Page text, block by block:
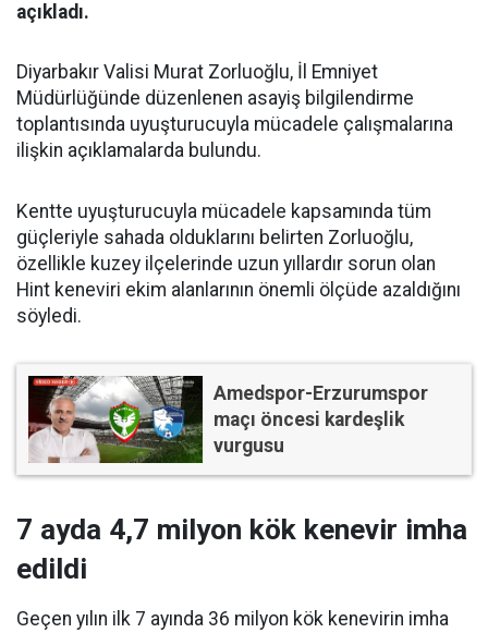
açıkladı.
Diyarbakır Valisi Murat Zorluoğlu, İl Emniyet
Müdürlüğünde düzenlenen asayiş bilgilendirme
toplantısında uyuşturucuyla mücadele çalışmalarına
ilişkin açıklamalarda bulundu.
Kentte uyuşturucuyla mücadele kapsamında tüm
güçleriyle sahada olduklarını belirten Zorluoğlu,
özellikle kuzey ilçelerinde uzun yıllardır sorun olan
Hint keneviri ekim alanlarının önemli ölçüde azaldığını
söyledi.
Amedspor-Erzurumspor
maçı öncesi kardeşlik
vurgusu
7 ayda 4,7 milyon kök kenevir imha
edildi
Geçen yılın ilk 7 ayında 36 milyon kök kenevirin imha